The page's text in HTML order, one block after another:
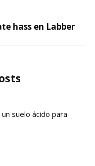
hass en Labber
suelo ácido para